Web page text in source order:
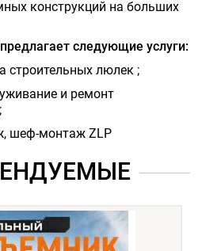
конструкций на больших
следующие услуги:
люлек ;
и ремонт
шеф-монтаж ZLP